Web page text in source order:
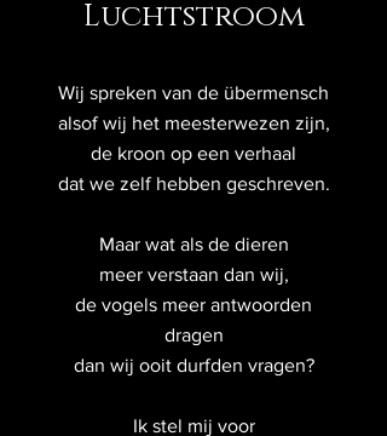
Luchtstroom
Wij spreken van de übermensch
alsof wij het meesterwezen zijn,
de kroon op een verhaal
dat we zelf hebben geschreven.
Maar wat als de dieren
meer verstaan dan wij,
de vogels meer antwoorden
dragen
dan wij ooit durfden vragen?
Ik stel mij voor